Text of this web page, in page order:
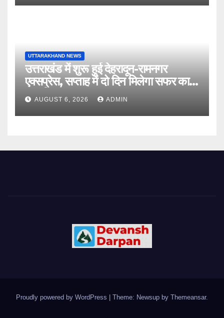
UTTARAKHAND NEWS
उत्तराखंड में शुरू हुई देहरादून-रामनगर
एक्सप्रेस, सप्ताह में दो दिन मिलेगा सफर का
नया विकल्प
AUGUST 6, 2026 ADMIN
Proudly powered by WordPress Theme: Newsup by Themeansar.